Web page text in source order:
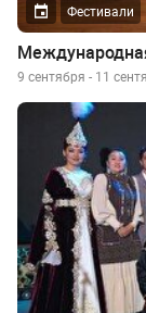
Фестивали
9 сентября - 11